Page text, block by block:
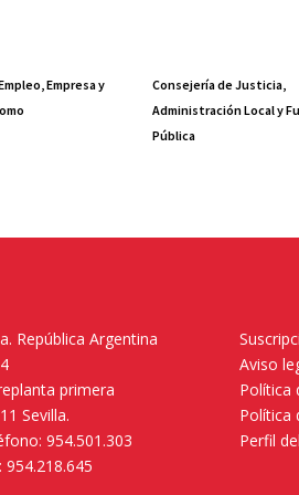
Empresa y
Consejería de Justicia,
Administración Local y
Pública
República Argentina
primera
Sevilla.
954.501.303
954.218.645
Aviso
Política
Política
Perfil